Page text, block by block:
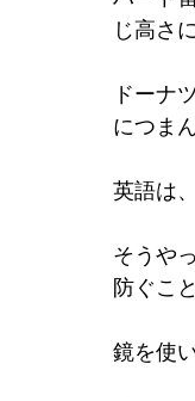
じ高さ
ドーナ
につま
英語は
そうや
防ぐこ
鏡を使